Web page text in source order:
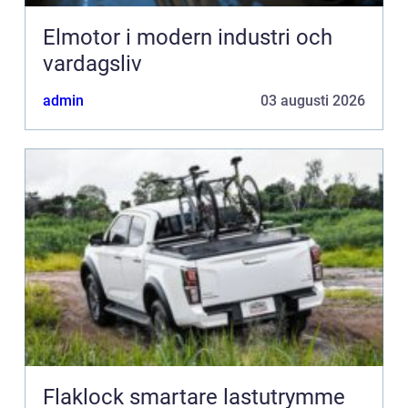
Elmotor i modern industri och
vardagsliv
admin 03 augusti 2026
Flaklock smartare lastutrymme